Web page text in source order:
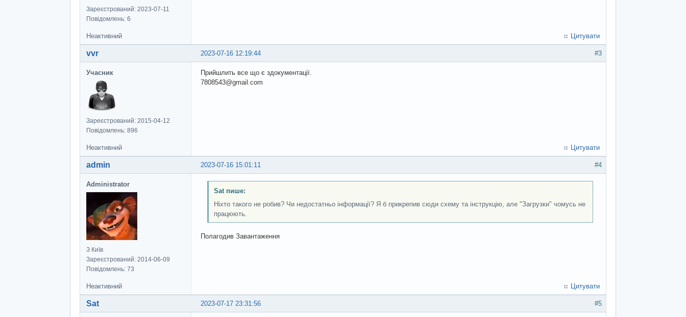
Зареєстрований: 2023-07-11
Повідомлень: 6
Неактивний Цитувати
#3
2023-07-16 12:19:44
vvr
Учасник
Зареєстрований: 2015-04-12
Повідомлень: 896
Прийшлить все що є здокументації.
7808543@gmail.com
Неактивний Цитувати
#4
2023-07-16 15:01:11
admin
Administrator
З Київ
Зареєстрований: 2014-06-09
Повідомлень: 73
Sat пише:
Ніхто такого не робив? Чи недостатньо інформації? Я б прикрепив сюди схему та інструкцію, але "Загрузки" чомусь не
працюють.
Полагодив Завантаження
Неактивний Цитувати
#5
2023-07-17 23:31:56
Sat